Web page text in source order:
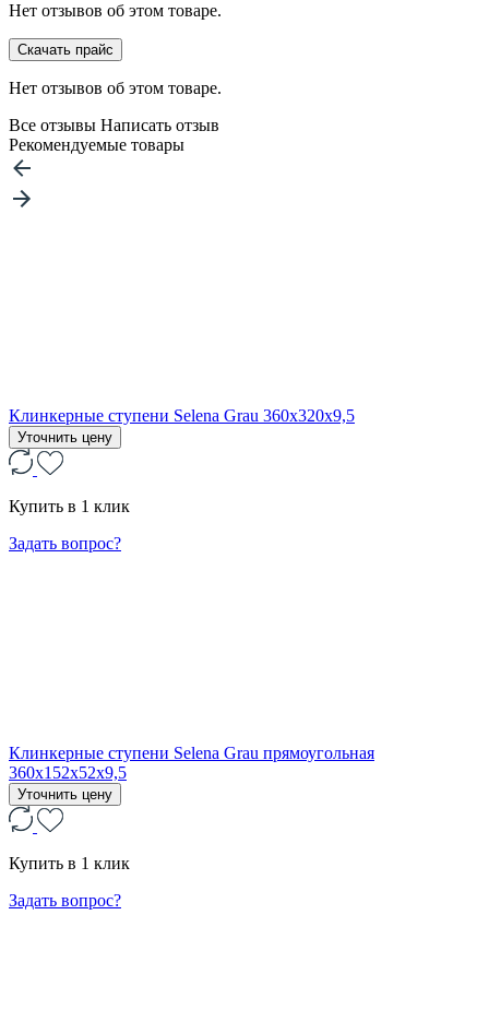
Нет отзывов об этом товаре.
Скачать прайс
Нет отзывов об этом товаре.
Все отзывы Написать отзыв
Рекомендуемые товары
Клинкерные ступени Selena Grau 360x320x9,5
Уточнить цену
Купить в 1 клик
Задать вопрос?
Клинкерные ступени Selena Grau прямоугольная
360x152x52x9,5
Уточнить цену
Купить в 1 клик
Задать вопрос?